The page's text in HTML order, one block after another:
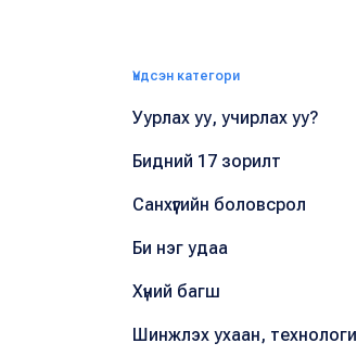
Үндсэн категори
Уурлах уу, учирлах уу?
Бидний 17 зорилт
Санхүүгийн боловсрол
Би нэг удаа
Хүний багш
Шинжлэх ухаан, технологи